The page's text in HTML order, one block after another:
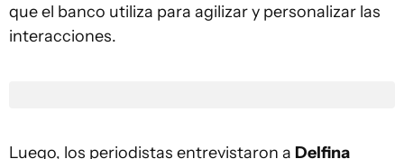
que el banco utiliza para agilizar y personalizar las
interacciones.
Luego, los periodistas entrevistaron a Delfina